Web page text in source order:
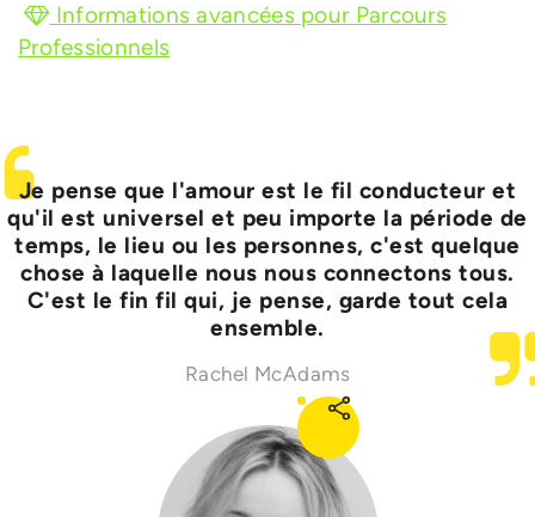
Informations avancées pour Parcours
Professionnels
Je pense que l'amour est le fil conducteur et
qu'il est universel et peu importe la période de
temps, le lieu ou les personnes, c'est quelque
chose à laquelle nous nous connectons tous.
C'est le fin fil qui, je pense, garde tout cela
ensemble.
Rachel McAdams